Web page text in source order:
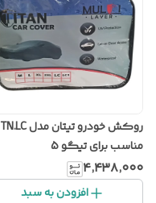
روکش خودرو تیتان مدل TN.LC
مناسب برای تیگو 5
۴٬۴۳۸٬۰۰۰
افزودن به سبد